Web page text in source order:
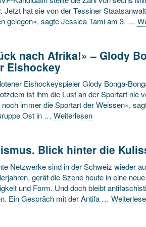
Jetzt hat sie von der Tessiner
gelegen», sagte Jessica Tami am 3. …
nach Afrika!» – Glody
Eishockey
Eishockeyspieler Glody Bonga-
ist ihm die Lust an der Sportart nie
immer die Sportart der Weissen»,
Ost in … Weiterlesen
Blick hinter die
Netzwerke sind in der Schweiz wieder
gerät die Szene heute in eine
und Form. Und doch bleibt
Ein Gespräch mit der Antifa …